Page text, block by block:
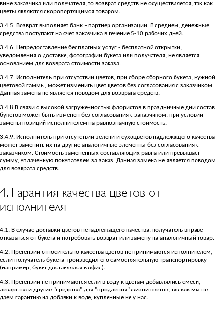
вине заказчика или получателя, то возврат средств не осуществляется, так как
цветы являются скоропортящимся товаром.
3.4.5. Возврат выполняет банк – партнер организации. В среднем, денежные
средства поступают на счет заказчика в течение 5-10 рабочих дней.
3.4.6. Непредоставление бесплатных услуг - бесплатной открытки,
уведомления о доставке, фотографии букета или получателя, не является
основанием для возврата стоимости заказа.
3.4.7. Исполнитель при отсутствии цветов, при сборе сборного букета, нужной
цветовой гаммы, может изменить цвет цветов без согласования с заказчиком.
Данная замена не является поводом для возврата средств.
3.4.8 В связи с высокой загруженностью флористов в праздничные дни состав
букетов может быть изменен без согласования с заказчиком, при условии
замены позиций исполнителем на равнозначную стоимость.
3.4.9. Исполнитель при отсутствии зелени и сухоцветов надлежащего качества
может заменить их на другие аналогичные элементы без согласования с
заказчиком. Стоимость замененных составляющих равна или превышает
сумму, уплаченную покупателем за заказ. Данная замена не является поводом
для возврата средств.
4. Гарантия качества цветов от
исполнителя
4.1. В случае доставки цветов ненадлежащего качества, получатель вправе
отказаться от букета и потребовать возврат или замену на аналогичный товар.
4.2. Претензии относительно качества цветов не принимаются исполнителем,
если получатель букета производил его самостоятельную транспортировку
(например, букет доставлялся в офис).
4.3. Претензии не принимаются если в воду к цветам добавлялись смеси,
лекарства и другие "средства" для "продления" жизни цветов, так как мы не
даем гарантию на добавки к воде, купленные не у нас.